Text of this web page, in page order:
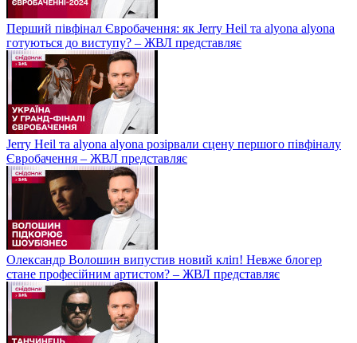
Перший півфінал Євробачення: як Jerry Heil та alyona alyona
готуються до виступу? – ЖВЛ представляє
Jerry Heil та аlyona аlyona розірвали сцену першого півфіналу
Євробачення – ЖВЛ представляє
Олександр Волошин випустив новий кліп! Невже блогер
стане професійним артистом? – ЖВЛ представляє